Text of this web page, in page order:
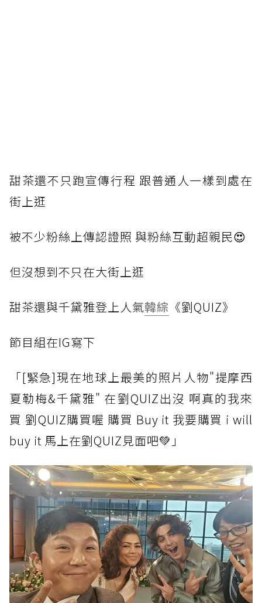
甜茶還不只跑宣傳行程 跟普通人一樣到處在
街上逛
被不少粉絲上傳認證照 與粉絲互動超親民😍
但沒想到不只在大街上逛
甜茶還與千黛雅登上人氣韓綜 《劉QUIZ》
節目組在IG寫下
「[緊急]現在地球上最美的照片人物"提摩西
夏勒梅&千黛雅" 在劉QUIZ出沒 啊真的我來
買 劉QUIZ購買喔 購買 Buy it 我要購買 i will
buy it 馬上在劉QUIZ見面吧💚」